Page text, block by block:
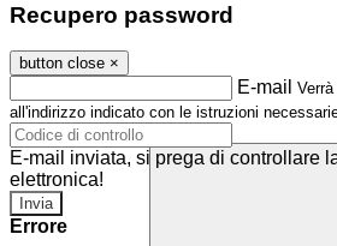
Recupero password
button close ×
E-mail
all'indirizzo indicato con le istruzioni
E-mail inviata, si prega di controllare
elettronica!
Errore